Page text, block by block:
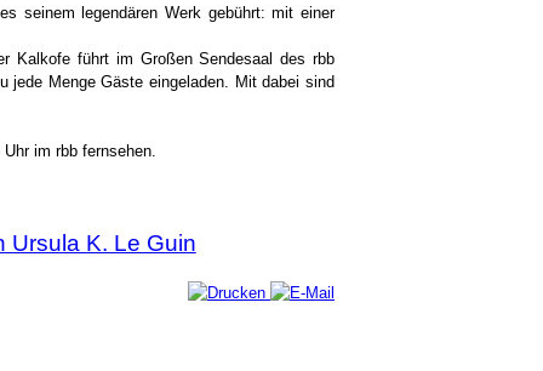
seinem legendären Werk gebührt: mit einer
Kalkofe führt im Großen Sendesaal des rbb
jede Menge Gäste eingeladen. Mit dabei sind
im rbb fernsehen.
Ursula K. Le Guin